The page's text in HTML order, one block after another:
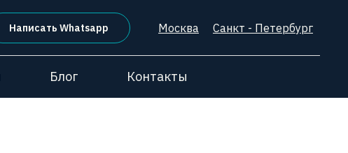
Написать Whatsapp Москва Санкт - Петербург
Блог Контакты